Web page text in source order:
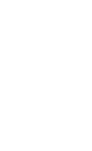
Satisfait
Véhicules